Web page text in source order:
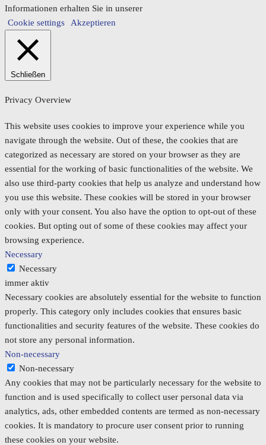
Informationen erhalten Sie in unserer
Cookie settings
Akzeptieren
Schließen
Privacy Overview
This website uses cookies to improve your experience while you
navigate through the website. Out of these, the cookies that are
categorized as necessary are stored on your browser as they are
essential for the working of basic functionalities of the website. We
also use third-party cookies that help us analyze and understand how
you use this website. These cookies will be stored in your browser
only with your consent. You also have the option to opt-out of these
cookies. But opting out of some of these cookies may affect your
browsing experience.
Necessary
Necessary
immer aktiv
Necessary cookies are absolutely essential for the website to function
properly. This category only includes cookies that ensures basic
functionalities and security features of the website. These cookies do
not store any personal information.
Non-necessary
Non-necessary
Any cookies that may not be particularly necessary for the website to
function and is used specifically to collect user personal data via
analytics, ads, other embedded contents are termed as non-necessary
cookies. It is mandatory to procure user consent prior to running
these cookies on your website.